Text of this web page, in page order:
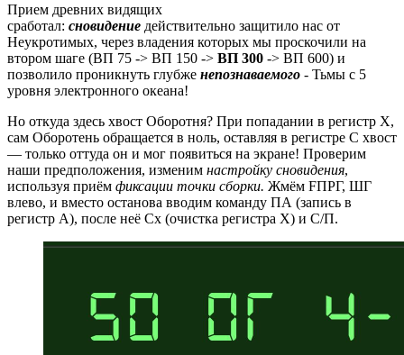
Прием древних видящих
сработал: сновидение действительно защитило нас от
Неукротимых, через владения которых мы проскочили на
втором шаге (ВП 75 -> ВП 150 -> ВП 300 -> ВП 600) и
позволило проникнуть глубже непознаваемого - Тьмы с 5
уровня электронного океана!
Но откуда здесь хвост Оборотня? При попадании в регистр Х,
сам Оборотень обращается в ноль, оставляя в регистре С хвост
— только оттуда он и мог появиться на экране! Проверим
наши предположения, изменим настройку сновидения,
используя приём фиксации точки сборки. Жмём FПРГ, ШГ
влево, и вместо останова вводим команду ПА (запись в
регистр А), после неё Сх (очистка регистра Х) и С/П.